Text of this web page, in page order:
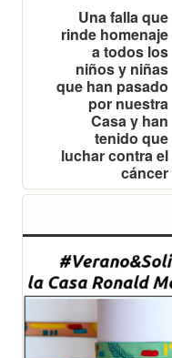
Una falla que
rinde homenaje
a todos los
niños y niñas
que han pasado
por nuestra
Casa y han
tenido que
luchar contra el
cáncer